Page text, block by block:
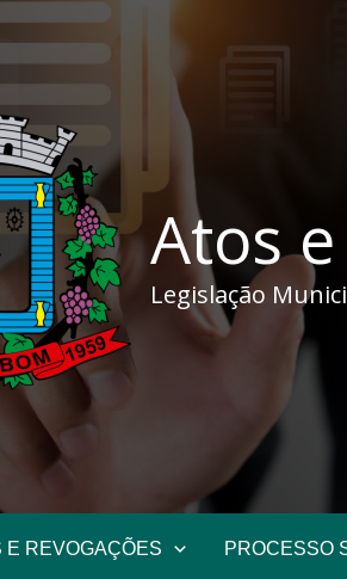
Atos
Legislação
E REVOGAÇÕES PROCESSO